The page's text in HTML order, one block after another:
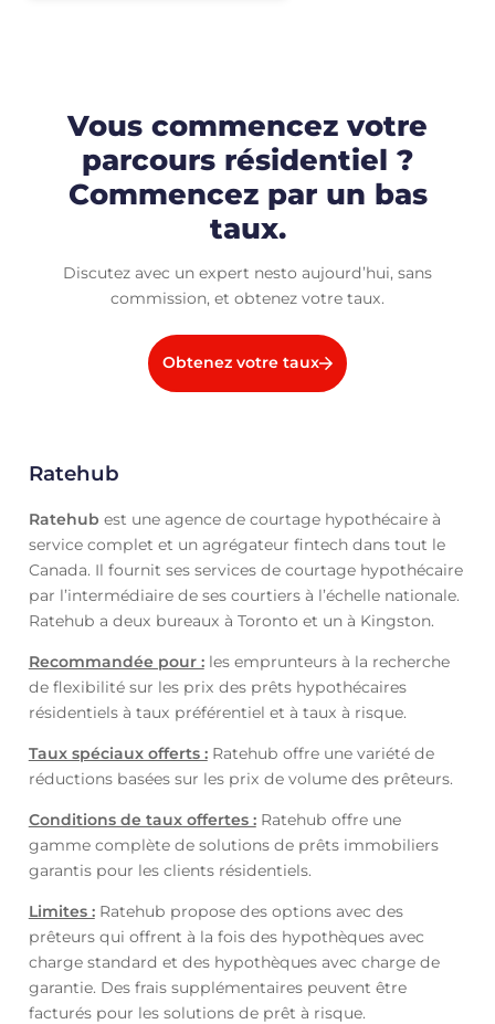
Vous commencez votre
parcours résidentiel ?
Commencez par un bas
taux.
Discutez avec un expert nesto aujourd’hui, sans
commission, et obtenez votre taux.
Obtenez votre taux
Ratehub
Ratehub est une agence de courtage hypothécaire à
service complet et un agrégateur fintech dans tout le
Canada. Il fournit ses services de courtage hypothécaire
par l’intermédiaire de ses courtiers à l’échelle nationale.
Ratehub a deux bureaux à Toronto et un à Kingston.
Recommandée pour :les emprunteurs à la recherche
de flexibilité sur les prix des prêts hypothécaires
résidentiels à taux préférentiel et à taux à risque.
Taux spéciaux offerts :Ratehub offre une variété de
réductions basées sur les prix de volume des prêteurs.
Conditions de taux offertes :Ratehub offre une
gamme complète de solutions de prêts immobiliers
garantis pour les clients résidentiels.
Limites :Ratehub propose des options avec des
prêteurs qui offrent à la fois des hypothèques avec
charge standard et des hypothèques avec charge de
garantie. Des frais supplémentaires peuvent être
facturés pour les solutions de prêt à risque.